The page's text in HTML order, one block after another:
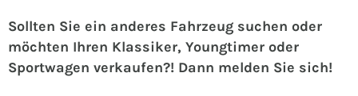
Sollten Sie ein anderes Fahrzeug suchen oder
möchten Ihren Klassiker, Youngtimer oder
Sportwagen verkaufen?! Dann melden Sie sich!